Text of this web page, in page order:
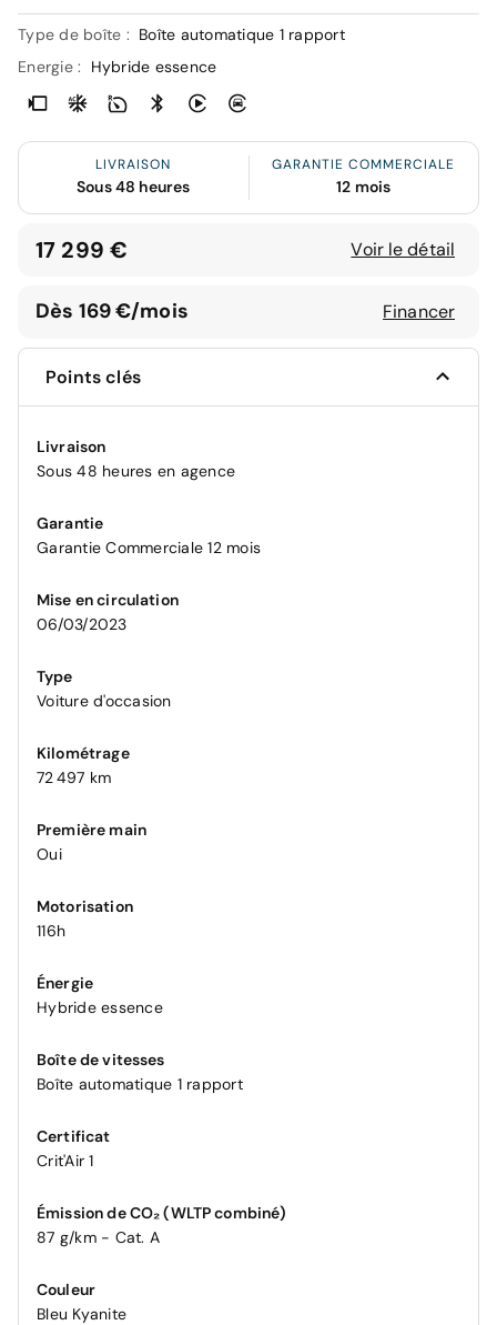
Type de boîte : Boîte automatique 1 rapport
Energie :
Hybride essence
LIVRAISON
Sous 48 heures
GARANTIE COMMERCIALE
12 mois
17 299 € Voir le détail
Dès 169 €/mois Financer
Points clés
Livraison
Sous 48 heures en agence
Garantie
Garantie Commerciale 12 mois
Mise en circulation
06/03/2023
Type
Voiture d'occasion
Kilométrage
72 497 km
Première main
Oui
Motorisation
116h
Énergie
Hybride essence
Boîte de vitesses
Boîte automatique 1 rapport
Certificat
Crit'Air 1
Émission de CO₂ (WLTP combiné)
87 g/km - Cat. A
Couleur
Bleu Kyanite